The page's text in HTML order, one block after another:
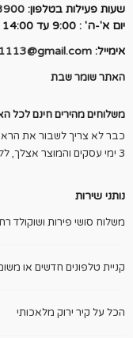
שעות פעילות בטלפון:
יום א'-ה' : 9:00 עד 14:00
אימייל:
האתר שומר שבת
משלוחים מהירים חינם לכל
כבר לא צריך לשבור את
3 ימי עסקים והמוצר אצלך, ללא תוספת תשלום!
נותני שירות
משלוח סושי פירות ושוקולד
קניית טלפונים חדשים או
הכל על קיר ירוק מלאכותי